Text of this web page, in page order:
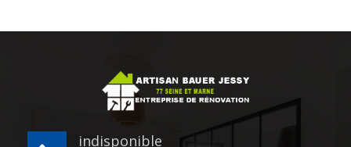
indisponible